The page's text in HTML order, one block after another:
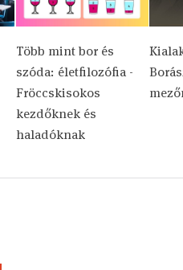
Több mint bor és
szóda: életfilozófia -
Fröccskisokos
kezdőknek és
haladóknak